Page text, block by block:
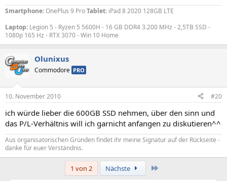
Smartphone:OnePlus 9 ProTablet: iPad 8 2020 128GB LTE
Laptop: Legion 5 - Ryzen 5 5600H - 16 GB DDR4 3.200 MHz - 2,5TB SSD -
1080p 165 Hz - RTX 3070 - Win 10 Home
Olunixus
Commodore PRO
10. November 2010 #20
ich würde lieber die 600GB SSD nehmen, über den sinn und
das P/L-Verhältnis will ich garnicht anfangen zu diskutieren^^
Aus organisatorischen Gründen findet ihr meine Signatur auf der Rückseite -
danke für euer Verständnis.
1 von 2 Nächste